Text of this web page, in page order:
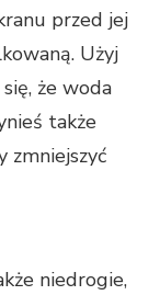
przed jej
Użyj
że woda
także
zmniejszyć
niedrogie,